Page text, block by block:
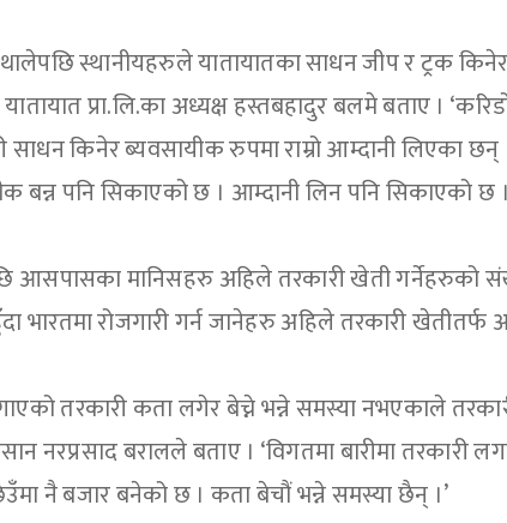
स्थानीयहरुले यातायातका साधन जीप र ट्रक
प्रा.लि.का अध्यक्ष हस्तबहादुर बलमे बताए ।
किनेर ब्यवसायीक रुपमा राम्रो आम्दानी लिएका छन्
बन्न पनि सिकाएको छ । आम्दानी लिन पनि सिकाएको छ
आसपासका मानिसहरु अहिले तरकारी खेती गर्नेहरुको
भारतमा रोजगारी गर्न जानेहरु अहिले तरकारी खेतीतर्फ
तरकारी कता लगेर बेच्ने भन्ने समस्या नभएकाले
नरप्रसाद बरालले बताए । ‘विगतमा बारीमा तरकारी
नै बजार बनेको छ । कता बेचौं भन्ने समस्या छैन् ।’